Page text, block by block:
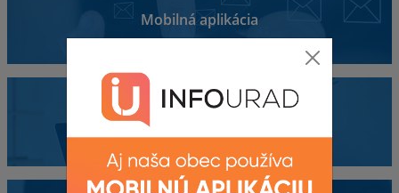
Mobilná aplikácia